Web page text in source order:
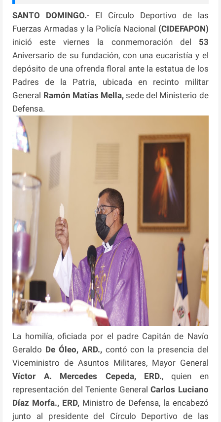
SANTO DOMINGO.- El Círculo Deportivo de las
Fuerzas Armadas y la Policía Nacional (CIDEFAPON)
inició este viernes la conmemoración del 53
Aniversario de su fundación, con una eucaristía y el
depósito de una ofrenda floral ante la estatua de los
Padres de la Patria, ubicada en recinto militar
General Ramón Matías Mella, sede del Ministerio de
Defensa.
La homilía, oficiada por el padre Capitán de Navío
Geraldo De Óleo, ARD.,contó con la presencia del
Viceministro de Asuntos Militares, Mayor General
Víctor A. Mercedes Cepeda, ERD., quien en
representación del Teniente GeneralCarlos Luciano
Díaz Morfa., ERD,Ministro de Defensa, la encabezó
junto al presidente del Círculo Deportivo de las